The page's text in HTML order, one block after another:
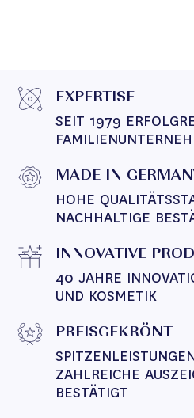
EXPERTISE
SEIT 1979
MADE IN
HOHE
NACHHALTIGE
INNOVATIVE
40 JAHRE
UND KOSMETIK
PREISGEKRÖNT
ZAHLREICHE
BESTÄTIGT